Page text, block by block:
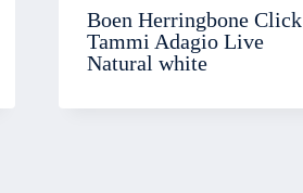
Boen Herringbone Click
Tammi Adagio Live
Natural white